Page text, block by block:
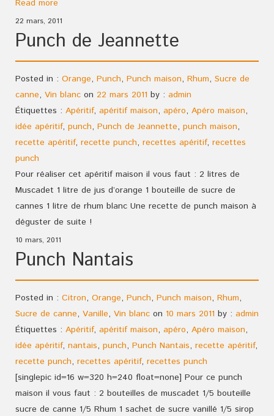
Read more
22 mars, 2011
Punch de Jeannette
Posted in : Orange, Punch, Punch maison, Rhum, Sucre de
canne, Vin blanc on 22 mars 2011 by : admin
Étiquettes : Apéritif, apéritif maison, apéro, Apéro maison,
idée apéritif, punch, Punch de Jeannette, punch maison,
recette apéritif, recette punch, recettes apéritif, recettes
punch
Pour réaliser cet apéritif maison il vous faut : 2 litres de
Muscadet 1 litre de jus d’orange 1 bouteille de sucre de
cannes 1 litre de rhum blanc Une recette de punch maison à
déguster de suite !
10 mars, 2011
Punch Nantais
Posted in : Citron, Orange, Punch, Punch maison, Rhum,
Sucre de canne, Vanille, Vin blanc on 10 mars 2011 by : admin
Étiquettes : Apéritif, apéritif maison, apéro, Apéro maison,
idée apéritif, nantais, punch, Punch Nantais, recette apéritif,
recette punch, recettes apéritif, recettes punch
[singlepic id=16 w=320 h=240 float=none] Pour ce punch
maison il vous faut : 2 bouteilles de muscadet 1/5 bouteille
sucre de canne 1/5 Rhum 1 sachet de sucre vanillé 1/5 sirop